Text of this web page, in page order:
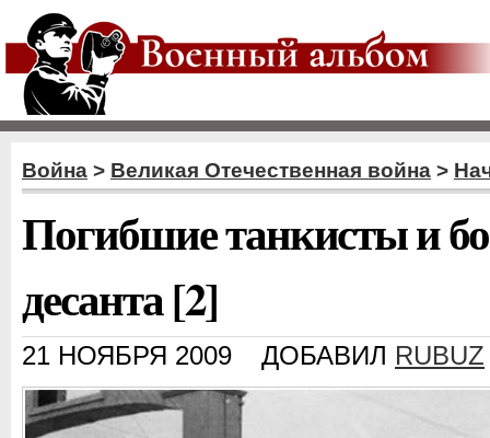
Война > Великая Отечественная война >
Погибшие танкисты и
десанта [2]
21 НОЯБРЯ 2009 ДОБАВИЛ RUBUZ